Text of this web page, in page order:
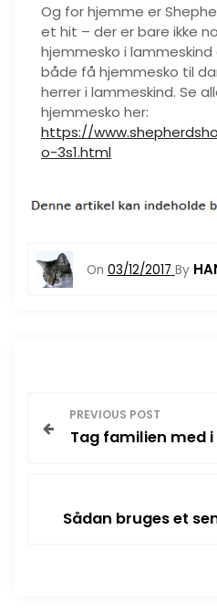
Og for hjemme er
et hit – der er bare ikke
hjemmesko i lammeskind
både få hjemmesko til
herrer i lammeskind. Se
hjemmesko her:
https://
o-3s1.html
On 03/12/2017 By
PREVIOUS POST
Tag familien med
Sådan bruges et